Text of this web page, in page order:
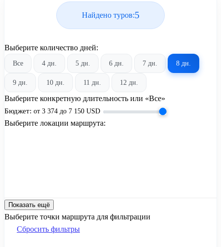
Найдено туров:5
Выберите количество дней:
Все 4 дн. 5 дн. 6 дн. 7 дн. 8 дн.
9 дн. 10 дн. 11 дн. 12 дн.
Выберите конкретную длительность или «Все»
Бюджет: от 3 374 до 7 150 USD
Выберите локации маршрута:
Показать ещё
Выберите точки маршрута для фильтрации
Сбросить фильтры